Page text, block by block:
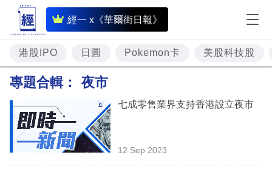
經一 x《華爾街日報》
即
時
財
經
投
資
港股IPO 日圓 Pokemon卡 美股科技股
專題合輯： 夜市
七成零售業界支持香港設立夜市
12 Sep 2023